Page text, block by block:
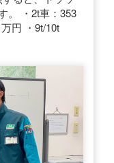
。 ・2t車：353
円 ・9t/10t